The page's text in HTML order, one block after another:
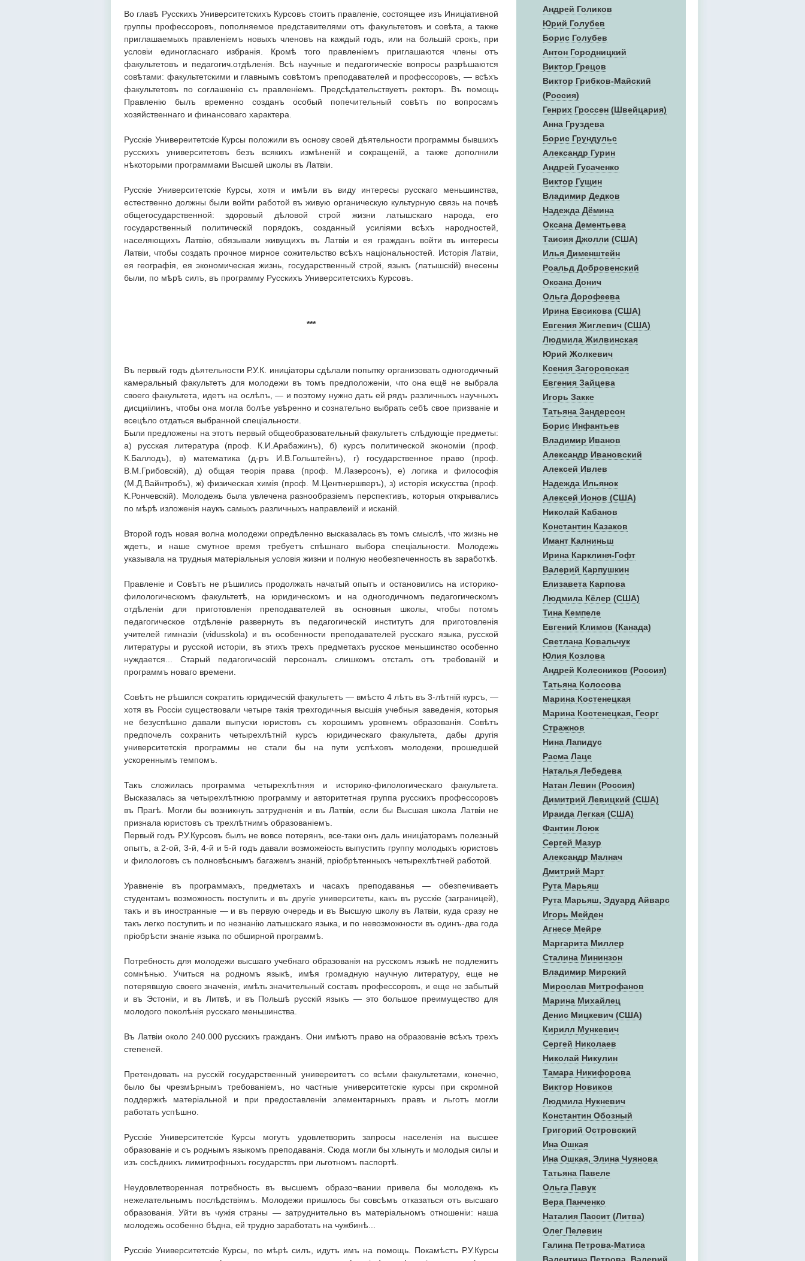
Андрей Голиков
Юрий Голубев
Борис Голубев
Антон Городницкий
Виктор Грецов
Виктор Грибков-Майский
(Россия)
Генрих Гроссен (Швейцария)
Анна Груздева
Борис Грундульс
Александр Гурин
Андрей Гусаченко
Виктор Гущин
Владимир Дедков
Надежда Дёмина
Оксана Дементьева
Таисия Джолли (США)
Илья Дименштейн
Роальд Добровенский
Оксана Донич
Ольга Дорофеева
Ирина Евсикова (США)
Евгения Жиглевич (США)
Людмила Жилвинская
Юрий Жолкевич
Ксения Загоровская
Евгения Зайцева
Игорь Закке
Татьяна Зандерсон
Борис Инфантьев
Владимир Иванов
Александр Ивановский
Алексей Ивлев
Надежда Ильянок
Алексей Ионов (США)
Николай Кабанов
Константин Казаков
Имант Калниньш
Ирина Карклиня-Гофт
Валерий Карпушкин
Елизавета Карпова
Людмила Кёлер (США)
Тина Кемпеле
Евгений Климов (Канада)
Светлана Ковальчук
Юлия Козлова
Андрей Колесников (Россия)
Татьяна Колосова
Марина Костенецкая
Марина Костенецкая, Георг
Стражнов
Нина Лапидус
Расма Лаце
Наталья Лебедева
Натан Левин (Россия)
Димитрий Левицкий (США)
Ираида Легкая (США)
Фантин Лоюк
Сергей Мазур
Александр Малнач
Дмитрий Март
Рута Марьяш
Рута Марьяш, Эдуард Айварс
Игорь Мейден
Агнесе Мейре
Маргарита Миллер
Сталина Мининзон
Владимир Мирский
Мирослав Митрофанов
Марина Михайлец
Денис Mицкевич (США)
Кирилл Мункевич
Сергей Николаев
Николай Никулин
Тамара Никифорова
Виктор Новиков
Людмила Нукневич
Константин Обозный
Григорий Островский
Ина Ошкая
Ина Ошкая, Элина Чуянова
Татьяна Павеле
Ольга Павук
Вера Панченко
Наталия Пассит (Литва)
Олег Пелевин
Галина Петрова-Матиса
Во главѣ Русскихъ Университетскихъ Курсовъ стоитъ правленіе, состоящее изъ Иниціативной
группы профессоровъ, пополняемое представителями отъ факультетовъ и совѣта, а также
приглашаемыхъ правленіемъ новыхъ членовъ на каждый годъ, или на большій срокъ, при
условіи единогласнаго избранія. Кромѣ того правленіемъ приглашаются члены отъ
факультетовъ и педагогич.отдѣленія. Всѣ научные и педагогическіе вопросы разрѣшаются
совѣтами: факультетскими и главнымъ совѣтомъ преподавателей и профессоровъ, — всѣхъ
факультетовъ по соглашенію съ правленіемъ. Предсѣдательствуетъ ректоръ. Въ помощь
Правленію былъ временно созданъ особый попечительный совѣтъ по вопросамъ
хозяйственнаго и финансоваго характера.
Русскіе Универеитетскіе Курсы положили въ основу своей дѣятельности программы бывшихъ
русскихъ университетовъ безъ всякихъ измѣненій и сокращеній, а также дополнили
нѣкоторыми программами Высшей школы въ Латвіи.
Русскіе Университетскіе Курсы, хотя и имѣли въ виду интересы русскаго меньшинства,
естественно должны были войти работой въ живую органическую культурную связь на почвѣ
общегосударственной: здоровый дѣловой строй жизни латышскаго народа, его
государственный политическій порядокъ, созданный усиліями всѣхъ народностей,
населяющихъ Латвію, обязывали живущихъ въ Латвіи и ея гражданъ войти въ интересы
Латвіи, чтобы создать прочное мирное сожительство всѣхъ національностей. Исторія Латвіи,
ея географія, ея экономическая жизнь, государственный строй, языкъ (латышскій) внесены
были, по мѣрѣ силъ, въ программу Русскихъ Университетскихъ Курсовъ.
***
Въ первый годъ дѣятельности Р.У.К. иниціаторы сдѣлали попытку организовать одногодичный
камеральный факультетъ для молодежи въ томъ предположеніи, что она ещё не выбрала
своего факультета, идетъ на ослѣпъ, — и поэтому нужно дать ей рядъ различныхъ научныхъ
дисциіілинъ, чтобы она могла болѣе увѣренно и сознательно выбрать себѣ свое призваніе и
всецѣло отдаться выбранной спеціальности.
Были предложены на этотъ первый общеобразовательный факультетъ слѣдующіе предметы:
а) русская литература (проф. К.И.Арабажинъ), б) курсъ политической экономіи (проф.
К.Баллодъ), в) математика (д-ръ И.В.Гольштейнъ), г) государственное право (проф.
В.М.Грибовскій), д) общая теорія права (проф. М.Лазерсонъ), е) логика и философія
(М.Д.Вайнтробъ), ж) физическая химія (проф. М.Центнершверъ), з) исторія искусства (проф.
К.Рончевскій). Молодежь была увлечена разнообразіемъ перспективъ, которыя открывались
по мѣрѣ изложенія наукъ самыхъ различныхъ направлеиій и исканій.
Второй годъ новая волна молодежи опредѣленно высказалась въ томъ смыслѣ, что жизнь не
ждетъ, и наше смутное время требуетъ спѣшнаго выбора спеціальности. Молодежь
указывала на трудныя матеріальныя условія жизни и полную необезпеченность въ заработкѣ.
Правленіе и Совѣтъ не рѣшились продолжать начатый опытъ и остановились на историко-
филологическомъ факультетѣ, на юридическомъ и на одногодичномъ педагогическомъ
отдѣленіи для приготовленія преподавателей въ основныя школы, чтобы потомъ
педагогическое отдѣленіе развернуть въ педагогическій институтъ для приготовленія
учителей гимназіи (vidusskola) и въ особенности преподавателей русскаго языка, русской
литературы и русской исторіи, въ этихъ трехъ предметахъ русское меньшинство особенно
нуждается... Старый педагогическій персоналъ слишкомъ отсталъ отъ требованій и
программъ новаго времени.
Совѣтъ не рѣшился сократить юридическій факультетъ — вмѣсто 4 лѣтъ въ 3-лѣтній курсъ, —
хотя въ Россіи существовали четыре такія трехгодичныя высшія учебныя заведенія, которыя
не безуспѣшно давали выпуски юристовъ съ хорошимъ уровнемъ образованія. Совѣтъ
предпочелъ сохранить четырехлѣтній курсъ юридическаго факультета, дабы другія
университетскія программы не стали бы на пути успѣховъ молодежи, прошедшей
ускореннымъ темпомъ.
Такъ сложилась программа четырехлѣтняя и историко-филологическаго факультета.
Высказалась за четырехлѣтнюю программу и авторитетная группа русскихъ профессоровъ
въ Прагѣ. Могли бы возникнуть затрудненія и въ Латвіи, если бы Высшая школа Латвіи не
признала юристовъ съ трехлѣтнимъ образованіемъ.
Первый годъ Р.У.Курсовъ былъ не вовсе потерянъ, все-таки онъ даль иниціаторамъ полезный
опытъ, а 2-ой, 3-й, 4-й и 5-й годъ давали возможеіость выпустить группу молодыхъ юристовъ
и филологовъ съ полновѣснымъ багажемъ знаній, пріобрѣтенныхъ четырехлѣтней работой.
Уравненіе въ программахъ, предметахъ и часахъ преподаванья — обезпечиваетъ
студентамъ возможность поступить и въ другіе университеты, какъ въ русскіе (заграницей),
такъ и въ иностранные — и въ первую очередь и въ Высшую школу въ Латвіи, куда сразу не
такъ легко поступить и по незнанію латышскаго языка, и по невозможности въ одинъ-два года
пріобрѣсти знаніе языка по обширной программѣ.
Потребность для молодежи высшаго учебнаго образованія на русскомъ языкѣ не подлежитъ
сомнѣнью. Учиться на родномъ языкѣ, имѣя громадную научную литературу, еще не
потерявшую своего значенія, имѣть значительный составъ профессоровъ, и еще не забытый
и въ Эстоніи, и въ Литвѣ, и въ Польшѣ русскій языкъ — это большое преимущество для
молодого поколѣнія русскаго меньшинства.
Въ Латвіи около 240.000 русскихъ гражданъ. Они имѣютъ право на образованіе всѣхъ трехъ
степеней.
Претендовать на русскій государственный универеитетъ со всѣми факультетами, конечно,
было бы чрезмѣрнымъ требованіемъ, но частные университетскіе курсы при скромной
поддержкѣ матеріальной и при предоставленіи элементарныхъ правъ и льготъ могли
работать успѣшно.
Русскіе Университетскіе Курсы могутъ удовлетворить запросы населенія на высшее
образованіе и съ роднымъ языкомъ преподаванія. Сюда могли бы хлынуть и молодыя силы и
изъ сосѣднихъ лимитрофныхъ государствъ при льготномъ паспортѣ.
Неудовлетворенная потребность въ высшемъ образо¬вании привела бы молодежь къ
нежелательнымъ послѣдствіямъ. Молодежи пришлось бы совсѣмъ отказаться отъ высшаго
образованія. Уйти въ чужія страны — затруднительно въ матеріальномъ отношеніи: наша
молодежь особенно бѣдна, ей трудно заработать на чужбинѣ...
Русскіе Университетскіе Курсы, по мѣрѣ силъ, идутъ имъ на помощь. Покамѣстъ Р.У.Курсы